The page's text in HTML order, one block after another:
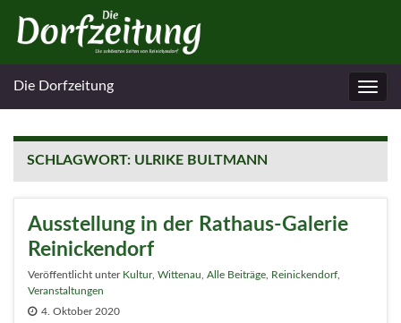
Die Dorfzeitung
SCHLAGWORT: ULRIKE BULTMANN
Ausstellung in der Rathaus-Galerie
Reinickendorf
Veröffentlicht unter Kultur, Wittenau Alle Beiträge Reinickendorf
Veranstaltungen
4. Oktober 2020